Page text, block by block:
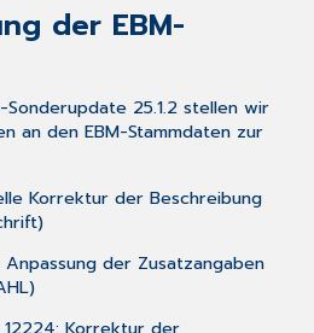
der EBM-
Sonderupdate 25.1.2 stellen wir
an den EBM-Stammdaten zur
Korrektur der Beschreibung
Anpassung der Zusatzangaben